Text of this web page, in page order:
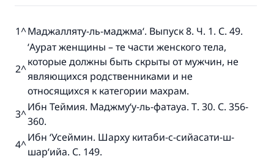
^
1 Маджалляту-ль-маджма‘. Выпуск 8. Ч. 1. С. 49.
^
2
‘Аурат женщины – те части женского тела,
которые должны быть скрыты от мужчин, не
являющихся родственниками и не
относящихся к категории махрам.
^
3
Ибн Теймия. Маджму‘у-ль-фатауа. Т. 30. С. 356-
360.
^
4
Ибн ‘Усеймин. Шарху китаби-с-сийасати-ш-
шар‘ийа. С. 149.